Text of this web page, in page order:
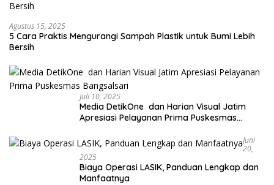
Agustus 15, 2025
5 Cara Praktis Mengurangi Sampah Plastik untuk Bumi Lebih
Bersih
Juli 10, 2025
Media DetikOne dan Harian Visual Jatim
Apresiasi Pelayanan Prima Puskesmas
Juni
20,
2025
Biaya Operasi LASIK, Panduan Lengkap dan
Manfaatnya